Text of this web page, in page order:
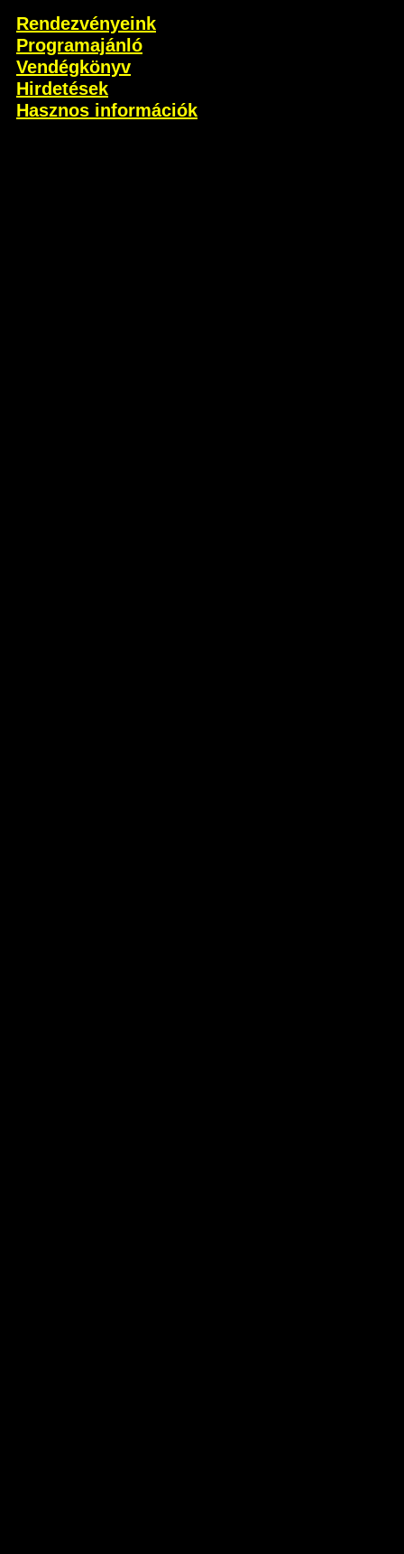
Rendezvényeink
Programajánló
Vendégkönyv
Hirdetések
Hasznos információk